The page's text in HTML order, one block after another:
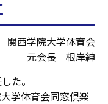
関西学院大学体育会
元会長 根岸紳
た。
大学体育会同窓倶楽